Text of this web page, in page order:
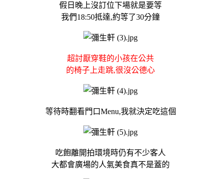
假日晚上沒訂位下場就是要等
我們18:50抵達,約等了30分鐘
超討厭穿鞋的小孩在公共
的椅子上走跳,很沒公德心
等待時翻看門口Menu,我就決定吃這個
吃飽離開拍環境時仍有不少客人
大都會廣場的人氣美食真不是蓋的